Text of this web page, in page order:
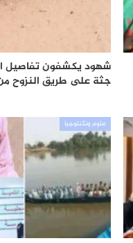
جثة على طريق النزوح
علوم وتكنلوجيا